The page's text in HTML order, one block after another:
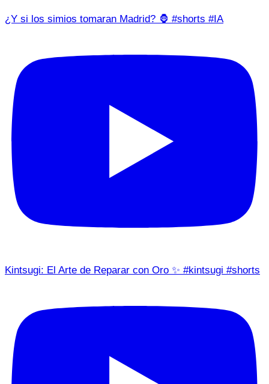
¿Y si los simios tomaran Madrid? 🦍 #shorts #IA
Kintsugi: El Arte de Reparar con Oro ✨ #kintsugi #shorts